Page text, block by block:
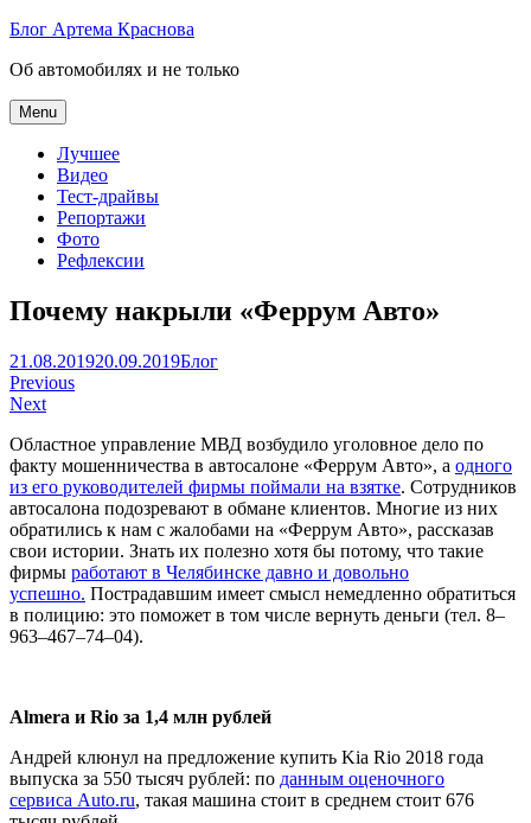
Skip
content
Блог Артема Краснова
Об автомобилях и не только
Menu
Лучшее
Видео
Тест-драйвы
Репортажи
Фото
Рефлексии
Почему накрыли «Феррум Авто»
Артем
Краснов
21.08.201920.09.2019Блог
Навигация
по
записям
Previous
Next
Областное управление МВД возбудило уголовное дело по
факту мошенничества в автосалоне «Феррум Авто», а одного
из его руководителей фирмы поймали на взятке. Сотрудников
автосалона подозревают в обмане клиентов. Многие из них
обратились к нам с жалобами на «Феррум Авто», рассказав
свои истории. Знать их полезно хотя бы потому, что такие
фирмы работают в Челябинске давно и довольно
успешно. Пострадавшим имеет смысл немедленно обратиться
в полицию: это поможет в том числе вернуть деньги (тел. 8–
963–467–74–04).
Almera и Rio за 1,4 млн рублей
Андрей клюнул на предложение купить Kia Rio 2018 года
выпуска за 550 тысяч рублей: по данным оценочного
сервиса Auto.ru, такая машина стоит в среднем стоит 676